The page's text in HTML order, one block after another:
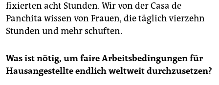
fixierten acht Stunden. Wir von der Casa de
Panchita wissen von Frauen, die täglich vierzehn
Stunden und mehr schuften.
Was ist nötig, um faire Arbeitsbedingungen für
Hausangestellte endlich weltweit durchzusetzen?